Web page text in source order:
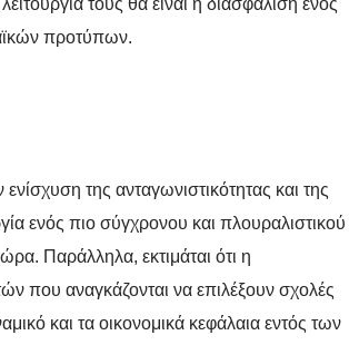
προτύπων.
ενίσχυση της ανταγωνιστικότητας και της
ενός πιο σύγχρονου και πλουραλιστικού
Παράλληλα, εκτιμάται ότι η
που αναγκάζονται να επιλέξουν σχολές
και τα οικονομικά κεφάλαια εντός των